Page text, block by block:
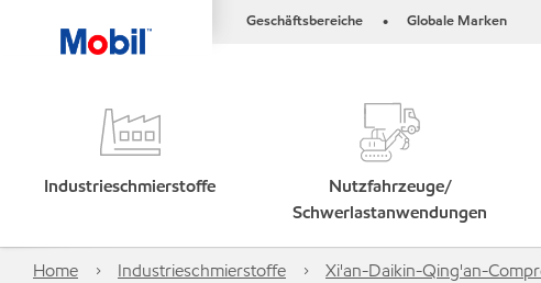
Geschäftsbereiche • Globale Marken
Industrieschmierstoffe
Nutzfahrzeuge/
Schwerlastanwendungen
Home Industrieschmierstoffe Xi'an-Daikin-Qing'an-